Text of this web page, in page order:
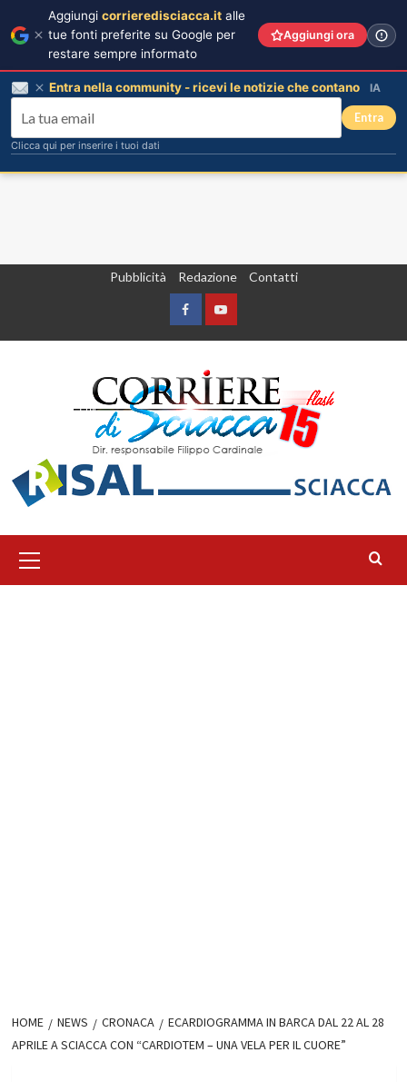
Pubblicità Redazione Contatti
FacebookYountube
principale
HOME NEWS CRONACA
ECARDIOGRAMMA IN BARCA DAL 22 AL 28
APRILE A SCIACCA CON “CARDIOTEM – UNA VELA PER IL CUORE”
Aggiungi corrieredisciacca.it alle
tue fonti preferite su Google per
restare sempre informato
Aggiungi ora
Entra nella community - ricevi le notizie che contano IA
Entra
Clicca qui per inserire i tuoi dati